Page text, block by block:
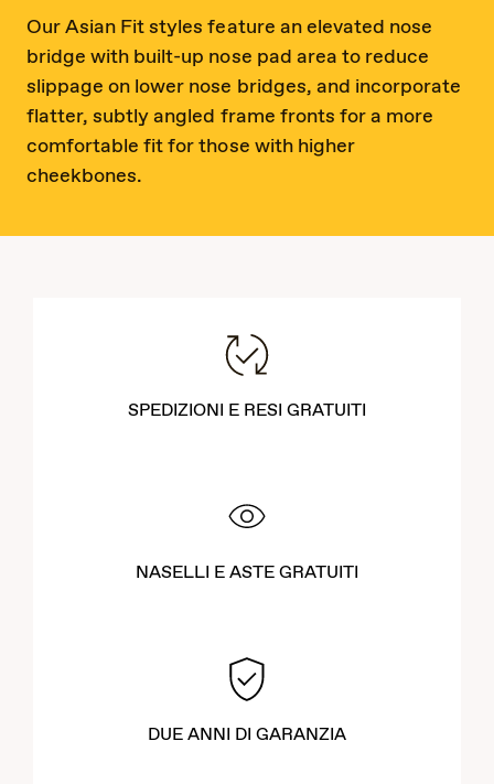
Our Asian Fit styles feature an elevated nose
bridge with built-up nose pad area to reduce
slippage on lower nose bridges, and incorporate
flatter, subtly angled frame fronts for a more
comfortable fit for those with higher
cheekbones.
SPEDIZIONI E RESI GRATUITI
NASELLI E ASTE GRATUITI
DUE ANNI DI GARANZIA